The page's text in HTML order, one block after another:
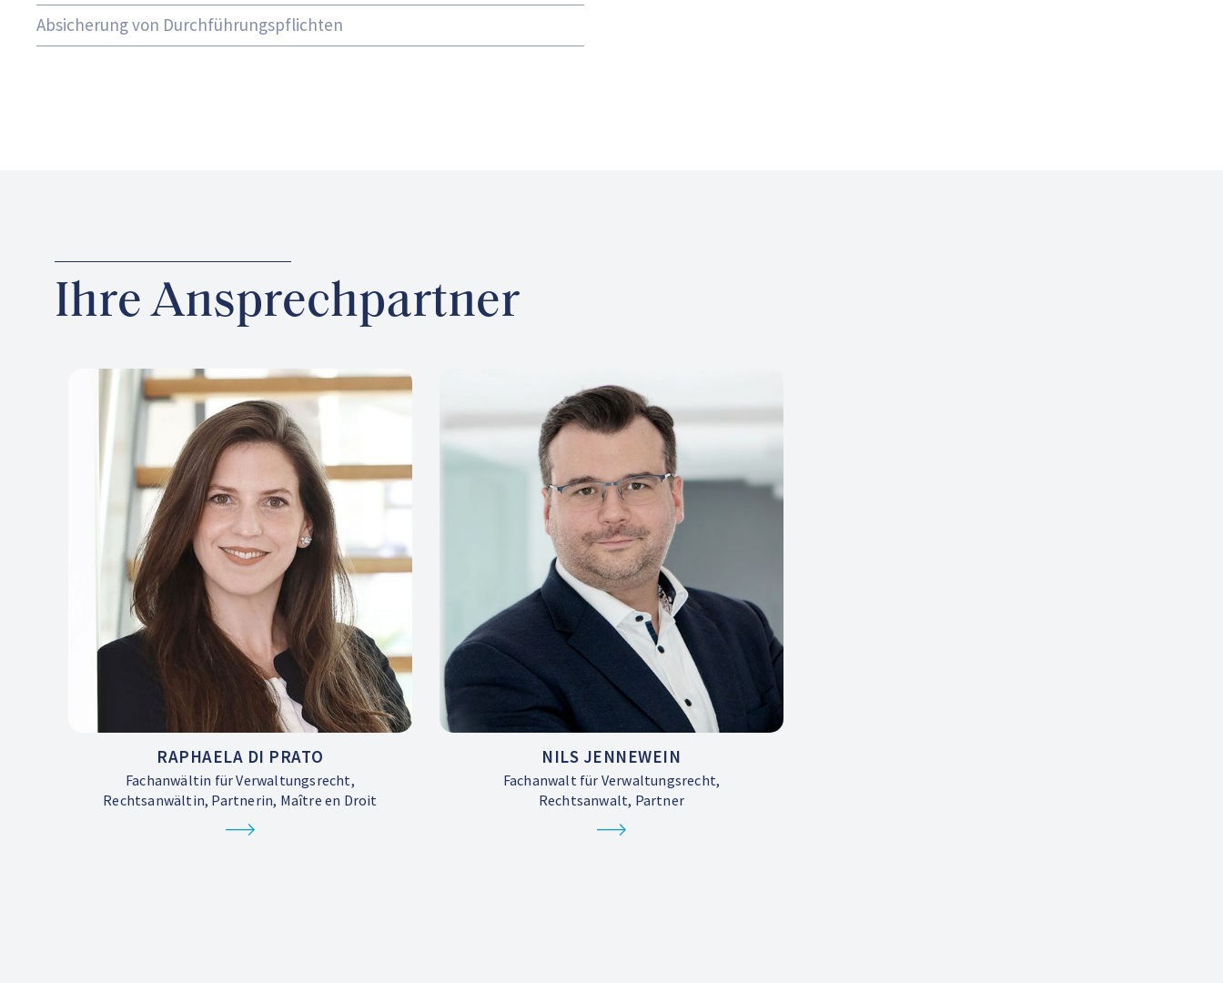
Absicherung von Durchführungspflichten
Ihre Ansprechpartner
RAPHAELA DI PRATO
Fachanwältin für Verwaltungsrecht,
Rechtsanwältin, Partnerin, Maître en Droit
NILS JENNEWEIN
Fachanwalt für Verwaltungsrecht,
Rechtsanwalt, Partner